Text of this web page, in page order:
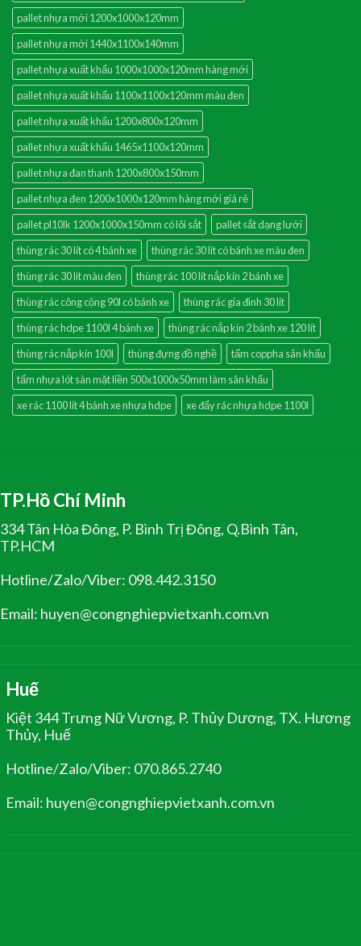
pallet nhựa mới 1200x1000x120mm
pallet nhựa mới 1440x1100x140mm
pallet nhựa xuất khẩu 1000x1000x120mm hàng mới
pallet nhựa xuất khẩu 1100x1100x120mm màu đen
pallet nhựa xuất khẩu 1200x800x120mm
pallet nhựa xuất khẩu 1465x1100x120mm
pallet nhựa đan thanh 1200x800x150mm
pallet nhựa đen 1200x1000x120mm hàng mới giá rẻ
pallet pl10lk 1200x1000x150mm có lõi sắt
pallet sắt dạng lưới
thùng rác 30 lít có 4 bánh xe
thùng rác 30 lít có bánh xe màu đen
thùng rác 30 lít màu đen
thùng rác 100 lít nắp kín 2 bánh xe
thùng rác công cộng 90l có bánh xe
thùng rác gia đình 30 lít
thùng rác hdpe 1100l 4 bánh xe
thùng rác nắp kín 2 bánh xe 120 lít
thùng rác nắp kín 100l
thùng đựng đồ nghề
tấm coppha sân khấu
tấm nhựa lót sàn mặt liền 500x1000x50mm làm sân khấu
xe rác 1100 lít 4 bánh xe nhựa hdpe
xe đẩy rác nhựa hdpe 1100l
TP.Hồ Chí Minh
334 Tân Hòa Đông, P. Bình Trị Đông, Q.Bình Tân,
TP.HCM
Hotline/Zalo/Viber: 098.442.3150
Email: huyen@congnghiepvietxanh.com.vn
Huế
Kiệt 344 Trưng Nữ Vương, P. Thủy Dương, TX. Hương
Thủy, Huế
Hotline/Zalo/Viber: 070.865.2740
Email: huyen@congnghiepvietxanh.com.vn